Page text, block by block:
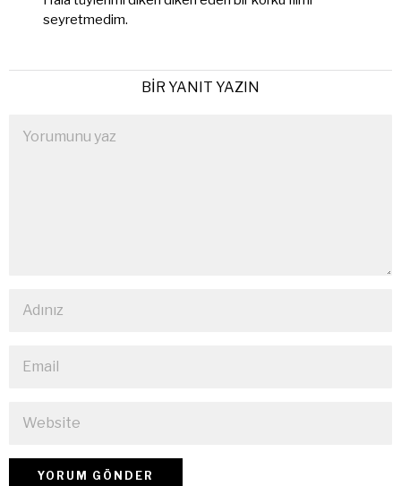
seyretmedim.
BIR YANIT YAZIN